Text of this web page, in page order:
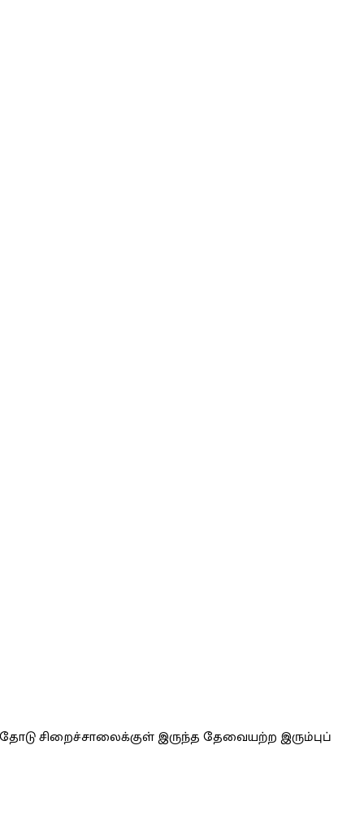
சிறைச்சாலைக்குள் இருந்த தேவையற்ற இரும்புப்